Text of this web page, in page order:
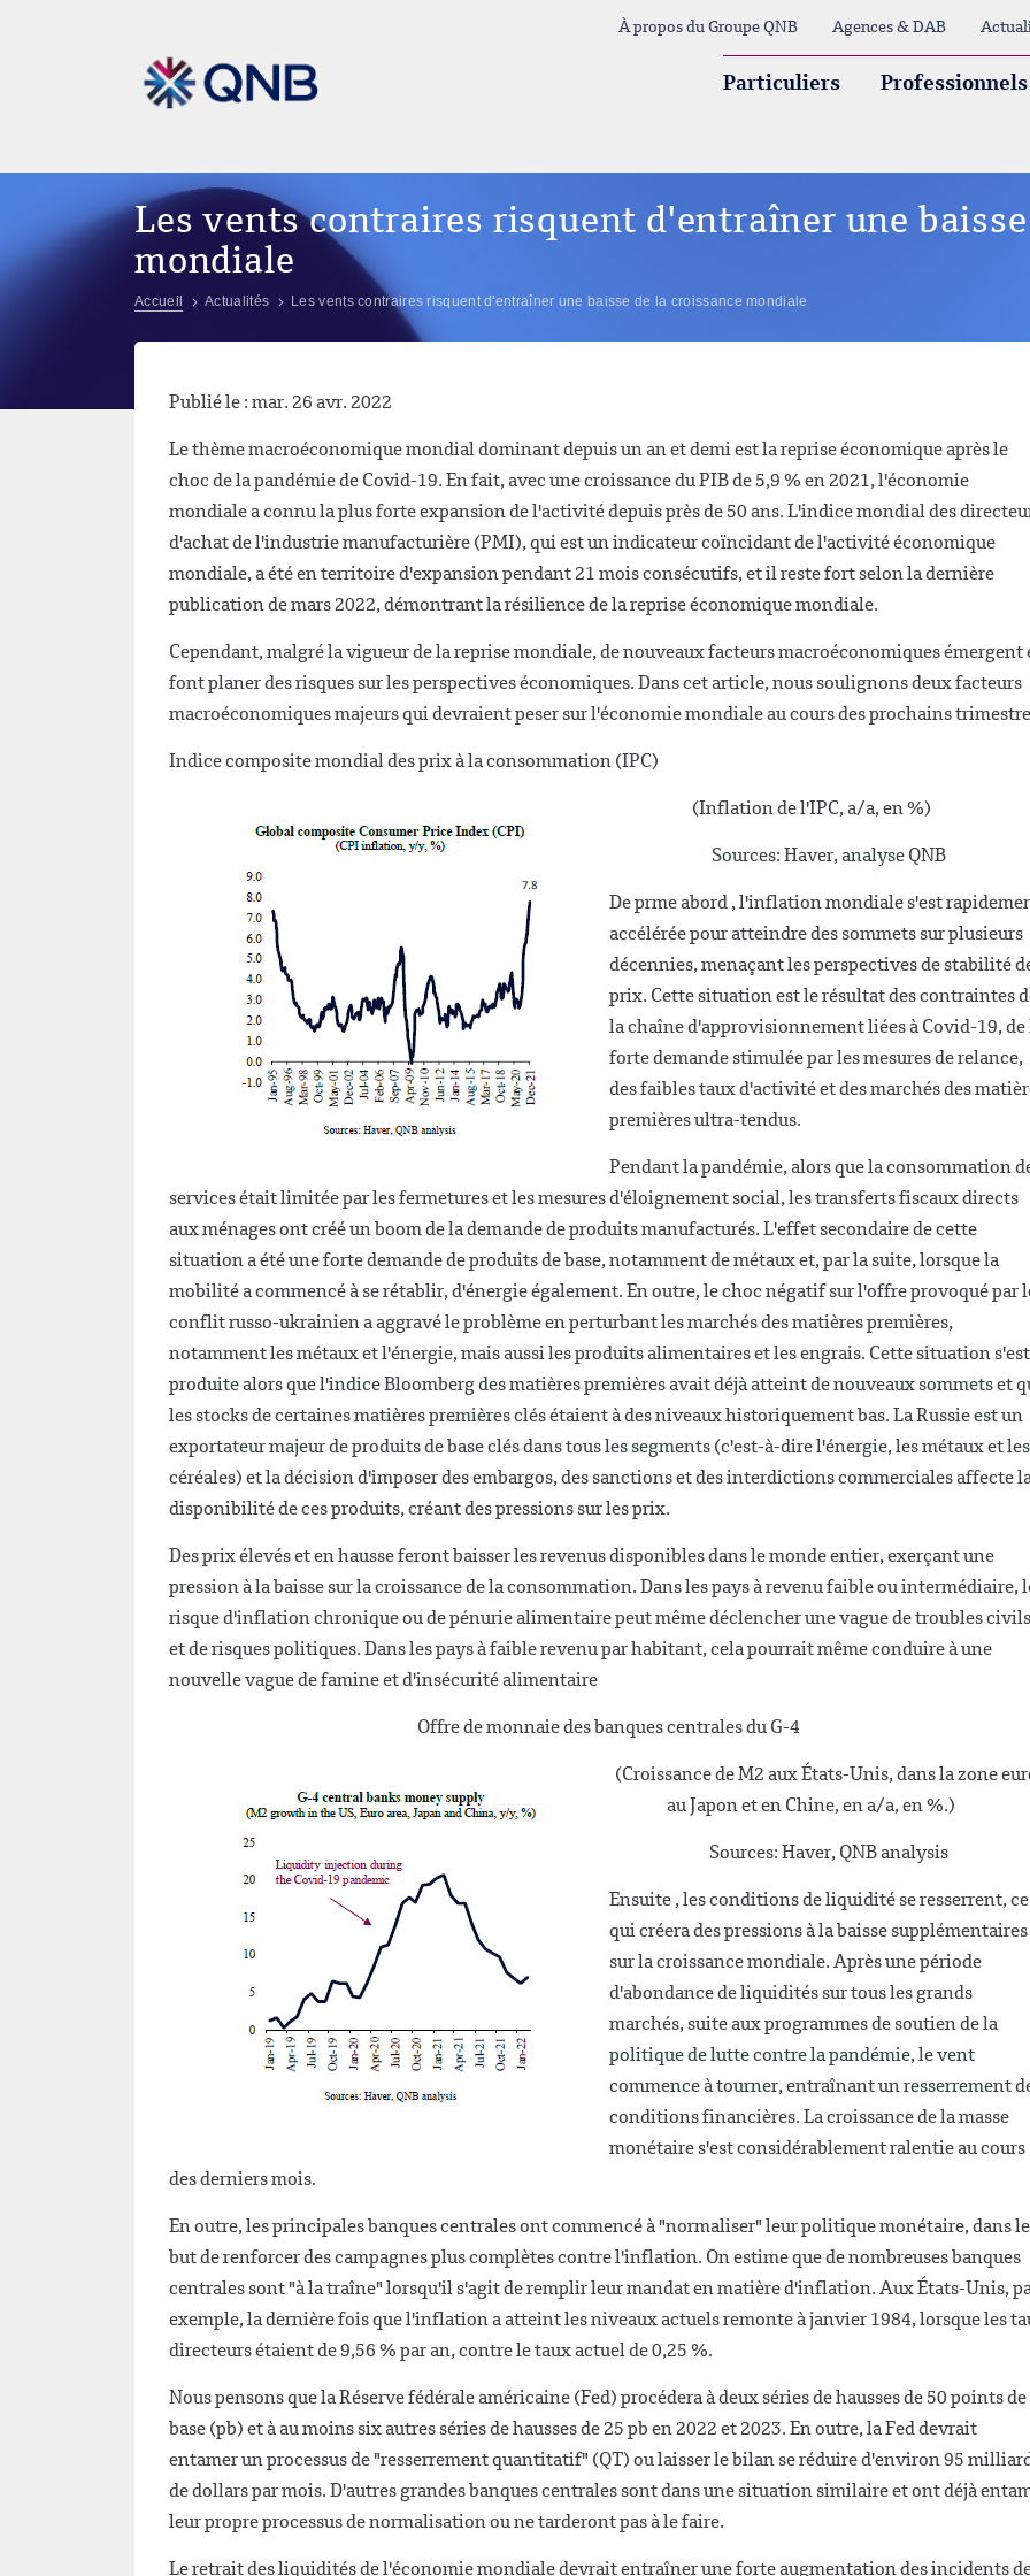
À propos du Groupe QNB Agences & DAB
Particuliers Professionnels
Les vents contraires risquent d'entraîner une baisse
mondiale
Accueil Actualités Les vents contraires risquent d'entraîner une baisse de la croissance mondiale
Publié le : mar. 26 avr. 2022
Le thème macroéconomique mondial dominant depuis un an et demi est la reprise économique après le
choc de la pandémie de Covid-19. En fait, avec une croissance du PIB de 5,9 % en 2021, l'économie
mondiale a connu la plus forte expansion de l'activité depuis près de 50 ans. L'indice mondial des
d'achat de l'industrie manufacturière (PMI), qui est un indicateur coïncidant de l'activité économique
mondiale, a été en territoire d'expansion pendant 21 mois consécutifs, et il reste fort selon la dernière
publication de mars 2022, démontrant la résilience de la reprise économique mondiale.
Cependant, malgré la vigueur de la reprise mondiale, de nouveaux facteurs macroéconomiques émergent
font planer des risques sur les perspectives économiques. Dans cet article, nous soulignons deux facteurs
macroéconomiques majeurs qui devraient peser sur l'économie mondiale au cours des prochains
Indice composite mondial des prix à la consommation (IPC)
(Inflation de l'IPC, a/a, en %)
Sources: Haver, analyse QNB
De prme abord , l'inflation mondiale s'est
accélérée pour atteindre des sommets sur plusieurs
décennies, menaçant les perspectives de stabilité
prix. Cette situation est le résultat des contraintes
la chaîne d'approvisionnement liées à Covid-19, de
forte demande stimulée par les mesures de relance,
des faibles taux d'activité et des marchés des
premières ultra-tendus.
Pendant la pandémie, alors que la consommation
services était limitée par les fermetures et les mesures d'éloignement social, les transferts fiscaux directs
aux ménages ont créé un boom de la demande de produits manufacturés. L'effet secondaire de cette
situation a été une forte demande de produits de base, notamment de métaux et, par la suite, lorsque la
mobilité a commencé à se rétablir, d'énergie également. En outre, le choc négatif sur l'offre provoqué par
conflit russo-ukrainien a aggravé le problème en perturbant les marchés des matières premières,
notamment les métaux et l'énergie, mais aussi les produits alimentaires et les engrais. Cette situation s'est
produite alors que l'indice Bloomberg des matières premières avait déjà atteint de nouveaux sommets et
les stocks de certaines matières premières clés étaient à des niveaux historiquement bas. La Russie est un
exportateur majeur de produits de base clés dans tous les segments (c'est-à-dire l'énergie, les métaux et les
céréales) et la décision d'imposer des embargos, des sanctions et des interdictions commerciales affecte
disponibilité de ces produits, créant des pressions sur les prix.
Des prix élevés et en hausse feront baisser les revenus disponibles dans le monde entier, exerçant une
pression à la baisse sur la croissance de la consommation. Dans les pays à revenu faible ou intermédiaire,
risque d'inflation chronique ou de pénurie alimentaire peut même déclencher une vague de troubles civils
et de risques politiques. Dans les pays à faible revenu par habitant, cela pourrait même conduire à une
nouvelle vague de famine et d'insécurité alimentaire
Offre de monnaie des banques centrales du G-4
(Croissance de M2 aux États-Unis, dans la zone
au Japon et en Chine, en a/a, en %.)
Sources: Haver, QNB analysis
Ensuite , les conditions de liquidité se resserrent, ce
qui créera des pressions à la baisse supplémentaires
sur la croissance mondiale. Après une période
d'abondance de liquidités sur tous les grands
marchés, suite aux programmes de soutien de la
politique de lutte contre la pandémie, le vent
commence à tourner, entraînant un resserrement
conditions financières. La croissance de la masse
monétaire s'est considérablement ralentie au cours
des derniers mois.
En outre, les principales banques centrales ont commencé à "normaliser" leur politique monétaire, dans le
but de renforcer des campagnes plus complètes contre l'inflation. On estime que de nombreuses banques
centrales sont "à la traîne" lorsqu'il s'agit de remplir leur mandat en matière d'inflation. Aux États-Unis,
exemple, la dernière fois que l'inflation a atteint les niveaux actuels remonte à janvier 1984, lorsque les
directeurs étaient de 9,56 % par an, contre le taux actuel de 0,25 %.
Nous pensons que la Réserve fédérale américaine (Fed) procédera à deux séries de hausses de 50 points de
base (pb) et à au moins six autres séries de hausses de 25 pb en 2022 et 2023. En outre, la Fed devrait
entamer un processus de "resserrement quantitatif" (QT) ou laisser le bilan se réduire d'environ 95
de dollars par mois. D'autres grandes banques centrales sont dans une situation similaire et ont déjà
leur propre processus de normalisation ou ne tarderont pas à le faire.
Le retrait des liquidités de l'économie mondiale devrait entraîner une forte augmentation des incidents